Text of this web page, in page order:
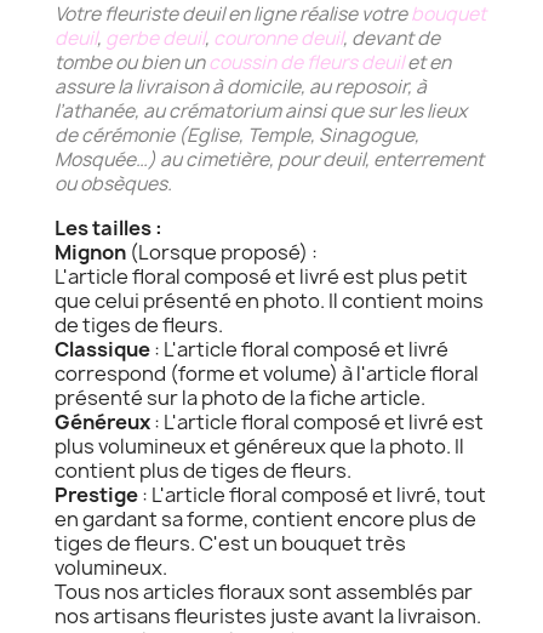
Votre fleuriste deuil en ligne réalise votrebouquet
deuil, gerbe deuil, couronne deuil, devant de
tombe ou bien uncoussin de fleurs deuilet en
assure la livraison à domicile, au reposoir, à
l’athanée, au crématorium ainsi que sur les lieux
de cérémonie (Eglise, Temple, Sinagogue,
Mosquée…) au cimetière, pour deuil, enterrement
ou obsèques.
Les tailles :
Mignon (Lorsque proposé) :
L'article floral composé et livré est plus petit
que celui présenté en photo. Il contient moins
de tiges de fleurs.
Classique: L'article floral composé et livré
correspond (forme et volume) à l'article floral
présenté sur la photo de la fiche article.
Généreux: L'article floral composé et livré est
plus volumineux et généreux que la photo. Il
contient plus de tiges de fleurs.
Prestige: L'article floral composé et livré, tout
en gardant sa forme, contient encore plus de
tiges de fleurs. C'est un bouquet très
volumineux.
Tous nos articles floraux sont assemblés par
nos artisans fleuristes juste avant la livraison.